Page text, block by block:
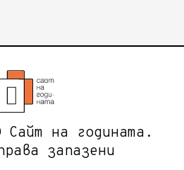
на годината.
запазени